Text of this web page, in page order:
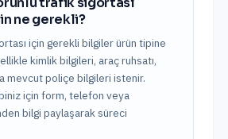
ne gerekli?
için gerekli bilgiler ürün tipine
kimlik bilgileri, araç ruhsatı,
mevcut poliçe bilgileri istenir.
için form, telefon veya
bilgi paylaşarak süreci